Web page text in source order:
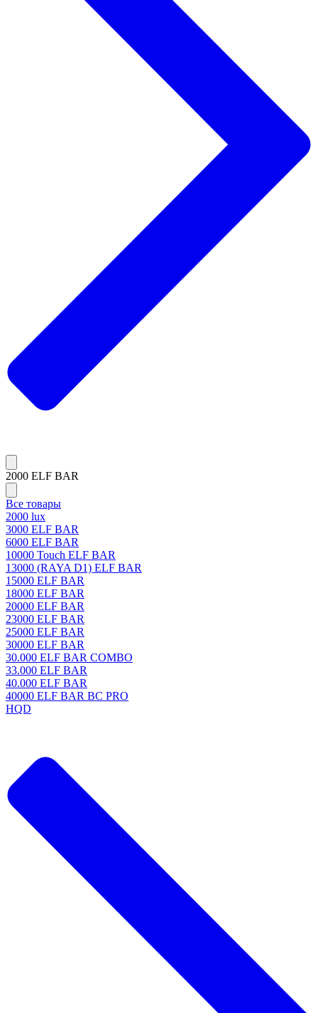
2000 ELF BAR
Все товары
2000 lux
3000 ELF BAR
6000 ELF BAR
10000 Touch ELF BAR
13000 (RAYA D1) ELF BAR
15000 ELF BAR
18000 ELF BAR
20000 ELF BAR
23000 ELF BAR
25000 ELF BAR
30000 ELF BAR
30.000 ELF BAR COMBO
33.000 ELF BAR
40.000 ELF BAR
40000 ELF BAR BC PRO
HQD